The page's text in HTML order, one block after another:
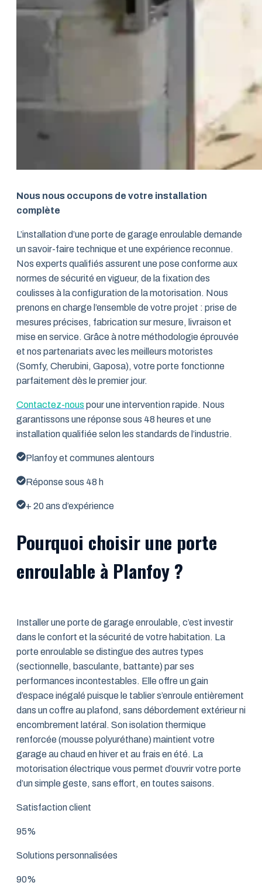
Nous nous occupons de votre installation
complète
L’installation d’une porte de garage enroulable demande
un savoir-faire technique et une expérience reconnue.
Nos experts qualifiés assurent une pose conforme aux
normes de sécurité en vigueur, de la fixation des
coulisses à la configuration de la motorisation. Nous
prenons en charge l’ensemble de votre projet : prise de
mesures précises, fabrication sur mesure, livraison et
mise en service. Grâce à notre méthodologie éprouvée
et nos partenariats avec les meilleurs motoristes
(Somfy, Cherubini, Gaposa), votre porte fonctionne
parfaitement dès le premier jour.
Contactez-nous pour une intervention rapide. Nous
garantissons une réponse sous 48 heures et une
installation qualifiée selon les standards de l’industrie.
Planfoy et communes alentours
Réponse sous 48 h
+ 20 ans d’expérience
Pourquoi choisir une porte
enroulable à Planfoy ?
Installer une porte de garage enroulable, c’est investir
dans le confort et la sécurité de votre habitation. La
porte enroulable se distingue des autres types
(sectionnelle, basculante, battante) par ses
performances incontestables. Elle offre un gain
d’espace inégalé puisque le tablier s’enroule entièrement
dans un coffre au plafond, sans débordement extérieur ni
encombrement latéral. Son isolation thermique
renforcée (mousse polyuréthane) maintient votre
garage au chaud en hiver et au frais en été. La
motorisation électrique vous permet d’ouvrir votre porte
d’un simple geste, sans effort, en toutes saisons.
Satisfaction client
95%
Solutions personnalisées
90%